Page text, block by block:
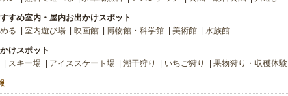
すめ室内・屋内お出かけスポット
る
室内遊び場 映画館 博物館・科学館 美術館 水族館
けスポット
スキー場 アイススケート場 潮干狩り いちご狩り 果物狩り・収穫体験